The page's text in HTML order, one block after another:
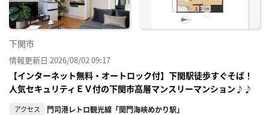
下関市
情報更新日 2026/08/02 09:17
【インターネット無料・オートロック付】下関駅徒歩すぐそば！
人気セキュリティＥＶ付の下関市高層マンスリーマンション♪♪
アクセス 門司港レトロ観光線「関門海峡めかり駅」